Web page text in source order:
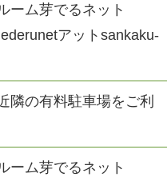
ーム芽でるネット
アットsankaku-
隣の有料駐車場をご利
ーム芽でるネット